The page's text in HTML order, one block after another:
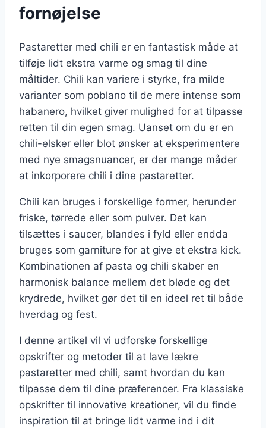
fornøjelse
Pastaretter med chili er en fantastisk måde at
tilføje lidt ekstra varme og smag til dine
måltider. Chili kan variere i styrke, fra milde
varianter som poblano til de mere intense som
habanero, hvilket giver mulighed for at tilpasse
retten til din egen smag. Uanset om du er en
chili-elsker eller blot ønsker at eksperimentere
med nye smagsnuancer, er der mange måder
at inkorporere chili i dine pastaretter.
Chili kan bruges i forskellige former, herunder
friske, tørrede eller som pulver. Det kan
tilsættes i saucer, blandes i fyld eller endda
bruges som garniture for at give et ekstra kick.
Kombinationen af pasta og chili skaber en
harmonisk balance mellem det bløde og det
krydrede, hvilket gør det til en ideel ret til både
hverdag og fest.
I denne artikel vil vi udforske forskellige
opskrifter og metoder til at lave lækre
pastaretter med chili, samt hvordan du kan
tilpasse dem til dine præferencer. Fra klassiske
opskrifter til innovative kreationer, vil du finde
inspiration til at bringe lidt varme ind i dit